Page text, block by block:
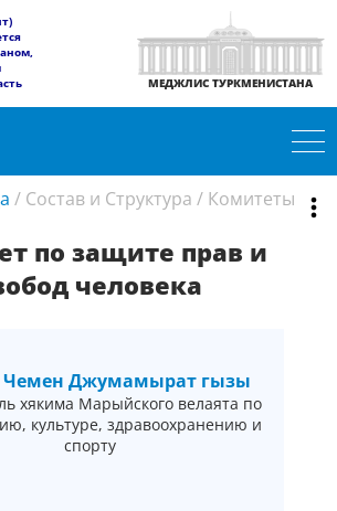
МЕДЖЛИС ТУРКМЕНИСТАНА
/ Состав и Структура / Комитеты
по защите прав и
человека
Чемен Джумамырат гызы
хякима Марыйского велаята по
культуре, здравоохранению и
спорту